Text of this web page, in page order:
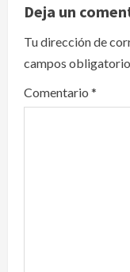
i
g
a
Deja un
Tu dirección de
campos
Comentario *